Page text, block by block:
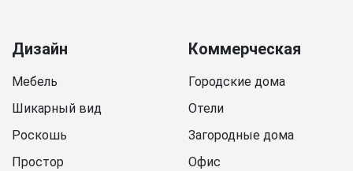
Дизайн
Мебель
Шикарный вид
Роскошь
Простор
Коммерческая
Городские дома
Отели
Загородные дома
Офис